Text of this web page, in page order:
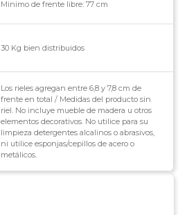
Minimo de frente libre: 77 cm
30 Kg bien distribuidos
Los rieles agregan entre 6,8 y 7,8 cm de
frente en total / Medidas del producto sin
riel. No incluye mueble de madera u otros
elementos decorativos. No utilice para su
limpieza detergentes alcalinos o abrasivos,
ni utilice esponjas/cepillos de acero o
metálicos.